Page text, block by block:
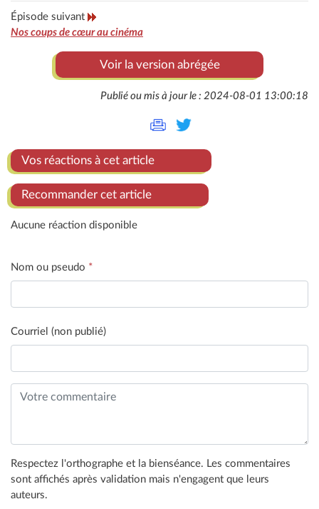
Épisode suivant
Nos coups de cœur au cinéma
Voir la version abrégée
Publié ou mis à jour le : 2024-08-01 13:00:18
Vos réactions à cet article
Recommander cet article
Aucune réaction disponible
Nom ou pseudo *
Courriel (non publié)
Respectez l'orthographe et la bienséance. Les commentaires
sont affichés après validation mais n'engagent que leurs
auteurs.